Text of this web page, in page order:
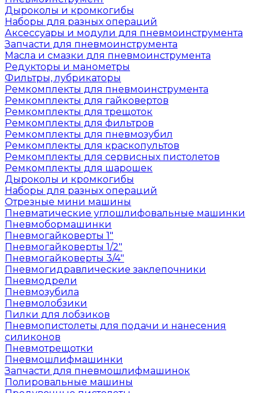
Дыроколы и кромкогибы
Наборы для разных операций
Аксессуары и модули для пневмоинструмента
Запчасти для пневмоинструмента
Масла и смазки для пневмоинструмента
Редукторы и манометры
Фильтры, лубрикаторы
Ремкомплекты для пневмоинструмента
Ремкомплекты для гайковертов
Ремкомплекты для трещоток
Ремкомплекты для фильтров
Ремкомплекты для пневмозубил
Ремкомплекты для краскопультов
Ремкомплекты для сервисных пистолетов
Ремкомплекты для шарошек
Дыроколы и кромкогибы
Наборы для разных операций
Отрезные мини машины
Пневматические углошлифовальные машинки
Пневмобормашинки
Пневмогайковерты 1"
Пневмогайковерты 1/2"
Пневмогайковерты 3/4"
Пневмогидравлические заклепочники
Пневмодрели
Пневмозубила
Пневмолобзики
Пилки для лобзиков
Пневмопистолеты для подачи и нанесения
силиконов
Пневмотрещотки
Пневмошлифмашинки
Запчасти для пневмошлифмашинок
Полировальные машины